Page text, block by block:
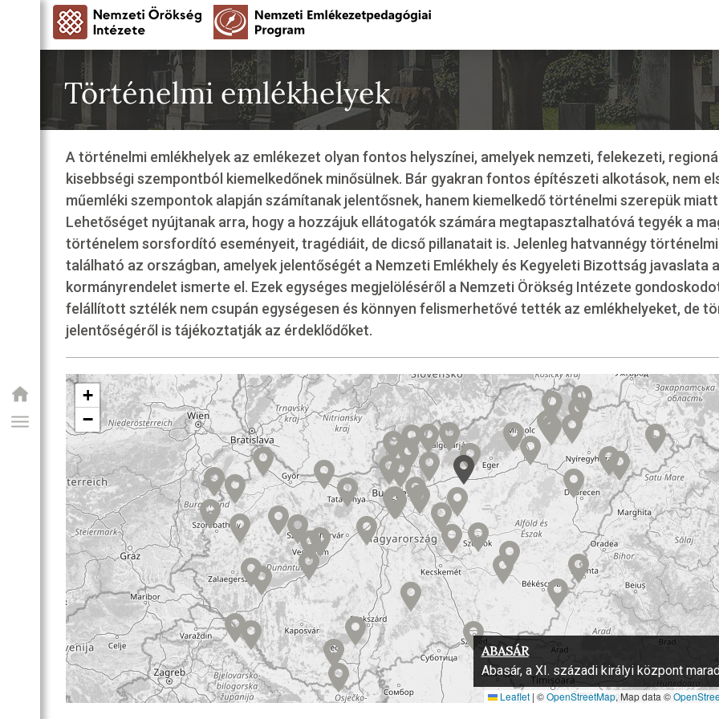
Történelmi emlékhelyek
A történelmi emlékhelyek az emlékezet olyan fontos helyszínei, amelyek nemzeti, felekezeti,
kisebbségi szempontból kiemelkedőnek minősülnek. Bár gyakran fontos építészeti alkotások, nem
műemléki szempontok alapján számítanak jelentősnek, hanem kiemelkedő történelmi szerepük
Lehetőséget nyújtanak arra, hogy a hozzájuk ellátogatók számára megtapasztalhatóvá tegyék a
történelem sorsfordító eseményeit, tragédiáit, de dicső pillanatait is. Jelenleg hatvannégy
található az országban, amelyek jelentőségét a Nemzeti Emlékhely és Kegyeleti Bizottság javaslata
kormányrendelet ismerte el. Ezek egységes megjelöléséről a Nemzeti Örökség Intézete
felállított sztélék nem csupán egységesen és könnyen felismerhetővé tették az emlékhelyeket, de
jelentőségéről is tájékoztatják az érdeklődőket.
+
−
Leaflet | ©OpenStreetMap, Map data ©
ABASÁR
Abasár, a XI. századi királyi központ